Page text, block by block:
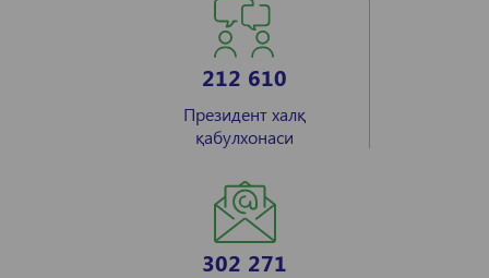
212 610
Президент халқ
қабулхонаси
302 271